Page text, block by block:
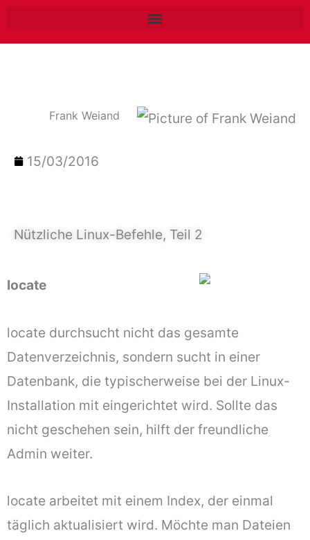
Frank Weiand
15/03/2016
Nützliche Linux-Befehle, Teil 2
locate
locate durchsucht nicht das gesamte
Datenverzeichnis, sondern sucht in einer
Datenbank, die typischerweise bei der Linux-
Installation mit eingerichtet wird. Sollte das
nicht geschehen sein, hilft der freundliche
Admin weiter.
locate arbeitet mit einem Index, der einmal
täglich aktualisiert wird. Möchte man Dateien